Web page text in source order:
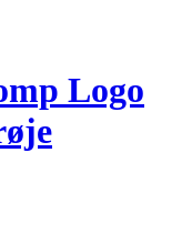
Logo